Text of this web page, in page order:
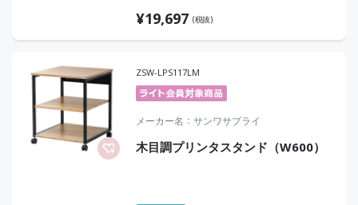
¥19,697 (税抜)
ZSW-LPS117LM
メーカー名 サンワサプライ
木目調プリンタスタンド（W600）